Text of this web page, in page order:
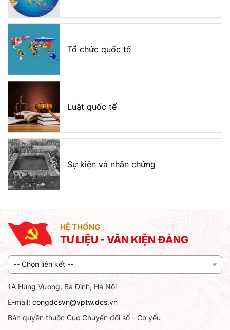
Tổ chức quốc tế
Luật quốc tế
Sự kiện và nhân chứng
HỆ THỐNG
TƯ LIỆU - VĂN KIỆN ĐẢNG
-- Chọn liên kết --
1A Hùng Vương, Ba Đình, Hà Nội
E-mail: congdcsvn@vptw.dcs.vn
Bản quyền thuộc Cục Chuyển đổi số - Cơ yếu